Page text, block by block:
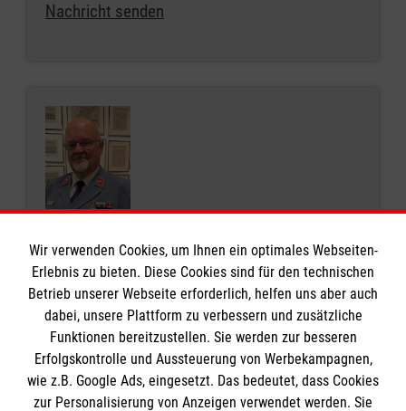
Nachricht senden
Reinhard Biehl
Vorstandsmitglied
Wir verwenden Cookies, um Ihnen ein optimales Webseiten-
Erlebnis zu bieten. Diese Cookies sind für den technischen
Betrieb unserer Webseite erforderlich, helfen uns aber auch
dabei, unsere Plattform zu verbessern und zusätzliche
Funktionen bereitzustellen. Sie werden zur besseren
Erfolgskontrolle und Aussteuerung von Werbekampagnen,
wie z.B. Google Ads, eingesetzt. Das bedeutet, dass Cookies
zur Personalisierung von Anzeigen verwendet werden. Sie